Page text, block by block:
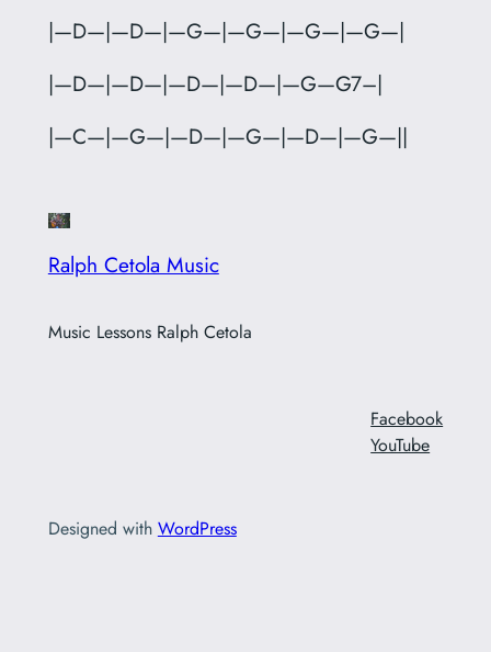
|—D—|—D—|—G—|—G—|—G—|—G—|
|—D—|—D—|—D—|—D—|—G—G7–|
|—C—|—G—|—D—|—G—|—D—|—G—||
Ralph Cetola Music
Music Lessons Ralph Cetola
Facebook
YouTube
Designed with WordPress